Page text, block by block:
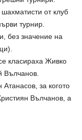
от клуб
турнир.
без значение на
класираха Живко
Вълчанов.
за когото
Вълчанов, а